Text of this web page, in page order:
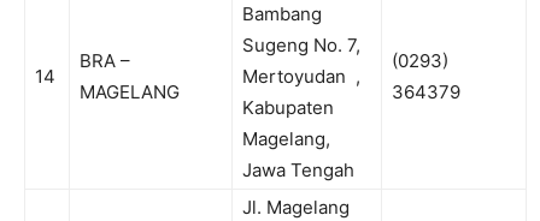
14
BRA –
MAGELANG
Bambang
Sugeng No. 7,
Mertoyudan ,
Kabupaten
Magelang,
Jawa Tengah
(0293)
364379
Jl. Magelang